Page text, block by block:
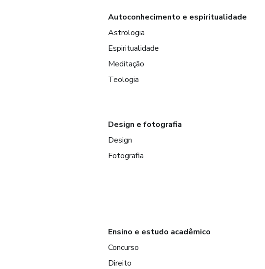
Autoconhecimento e espiritualidade
Astrologia
Espiritualidade
Meditação
Teologia
Design e fotografia
Design
Fotografia
Ensino e estudo acadêmico
Concurso
Direito